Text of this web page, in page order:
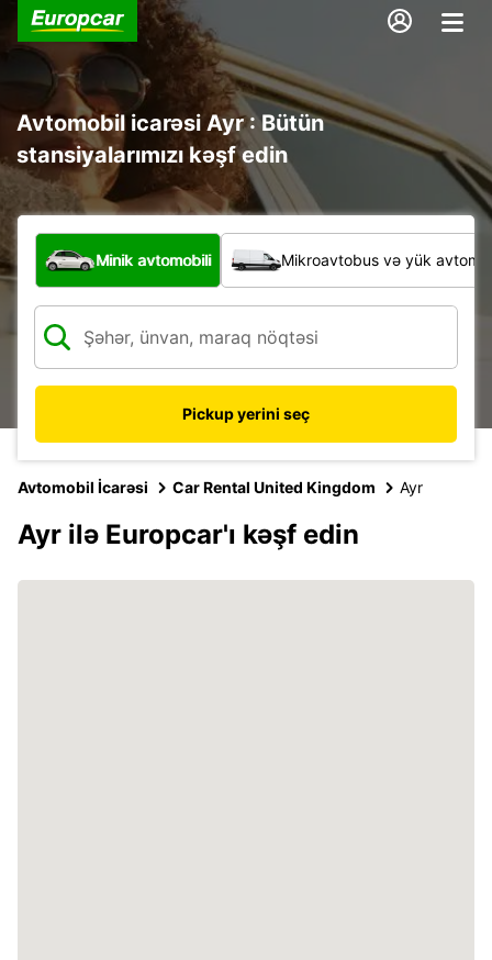
Avtomobil icarəsi Ayr : Bütün
stansiyalarımızı kəşf edin
Hansı növ nəqliyyat vasitəsi?
Minik avtomobili Mikroavtobus və yük
Pickup yerini seç
Avtomobil İcarəsi Car Rental United Kingdom Ayr
Ayr ilə Europcar'ı kəşf edin